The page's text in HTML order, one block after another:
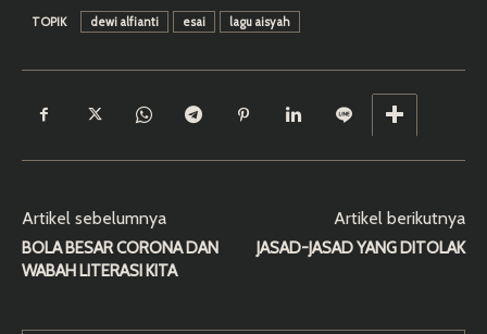
TOPIK dewi alfianti esai lagu aisyah
Artikel sebelumnya
BOLA BESAR CORONA DAN
WABAH LITERASI KITA
Artikel berikutnya
JASAD-JASAD YANG DITOLAK